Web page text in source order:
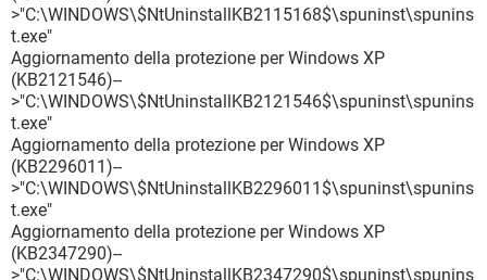
>"C:\WINDOWS\$NtUninstallKB2115168$\spuninst\spunins
t.exe"
Aggiornamento della protezione per Windows XP
(KB2121546)--
>"C:\WINDOWS\$NtUninstallKB2121546$\spuninst\spunins
t.exe"
Aggiornamento della protezione per Windows XP
(KB2296011)--
>"C:\WINDOWS\$NtUninstallKB2296011$\spuninst\spunins
t.exe"
Aggiornamento della protezione per Windows XP
(KB2347290)--
>"C:\WINDOWS\$NtUninstallKB2347290$\spuninst\spunins